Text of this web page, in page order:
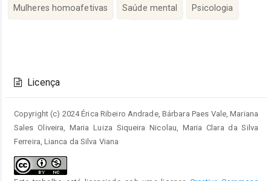
artigo
Mulheres homoafetivas Saúde mental Psicologia
do
artigo
Licença
Copyright (c) 2024 Érica Ribeiro Andrade, Bárbara Paes Vale, Mariana
Sales Oliveira, Maria Luiza Siqueira Nicolau, Maria Clara da Silva
Ferreira, Lianca da Silva Viana